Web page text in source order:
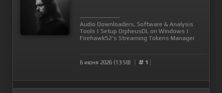
--------------------
Audio Downloaders, Software & Analysis
Tools | Setup OrpheusDL on Windows |
Firehawk52's Streaming Tokens Manager
6 июня 2026 (13:58) 1